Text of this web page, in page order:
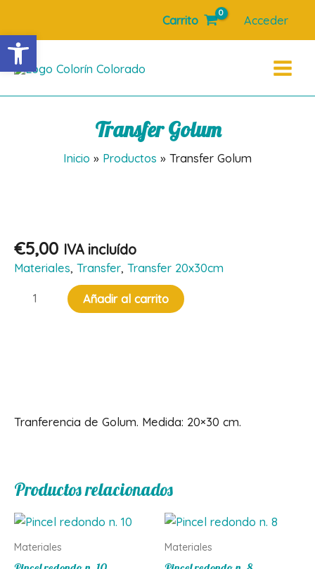
Abrir barra de herramientas
contenido
Carrito Acceder
Main
Transfer Golum
Inicio Productos Transfer Golum
€5,00 IVA incluído
Materiales, Transfer, Transfer 20x30cm
Transfer
Añadir al carrito
Tranferencia de Golum. Medida: 20×30 cm.
Productos relacionados
Materiales Materiales